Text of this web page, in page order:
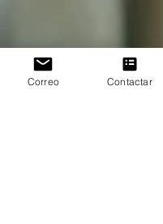
Correo Contactar